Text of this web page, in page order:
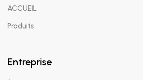
ACCUEIL
Produits
Entreprise